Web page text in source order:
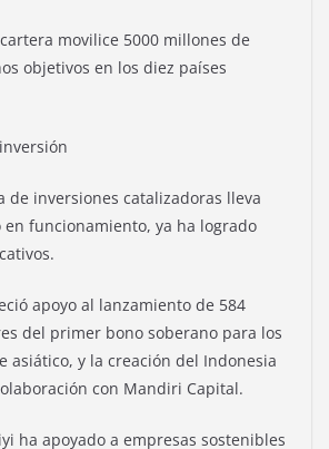
movilice 5000 millones de
objetivos en los diez países
de inversiones catalizadoras lleva
en funcionamiento, ya ha logrado
apoyo al lanzamiento de 584
del primer bono soberano para los
asiático, y la creación del Indonesia
con Mandiri Capital.
ha apoyado a empresas sostenibles